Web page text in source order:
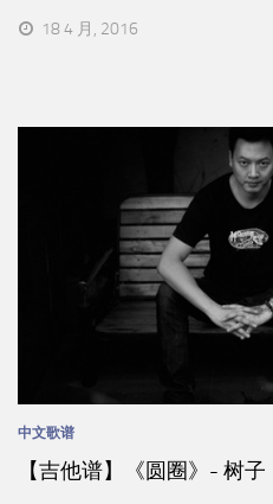
18 4 月, 2016
中文歌谱
【吉他谱】《圆圈》- 树子